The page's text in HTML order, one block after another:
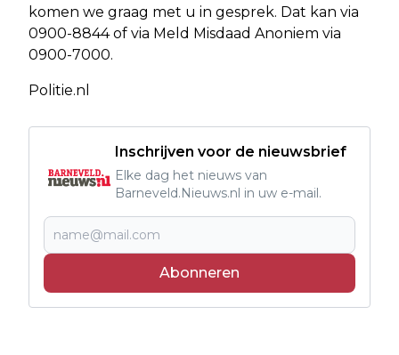
komen we graag met u in gesprek. Dat kan via
0900-8844 of via Meld Misdaad Anoniem via
0900-7000.
Politie.nl
Inschrijven voor de nieuwsbrief
Elke dag het nieuws van
Barneveld.Nieuws.nl in uw e-mail.
Abonneren